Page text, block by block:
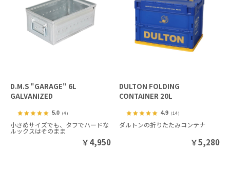
D.M.S "GARAGE" 6L
GALVANIZED
5.0（4）
小さめサイズでも、タフでハードな
ルックスはそのまま
￥4,950
DULTON FOLDING
CONTAINER 20L
4.9 （14）
ダルトンの折りたたみコンテナ
￥5,280